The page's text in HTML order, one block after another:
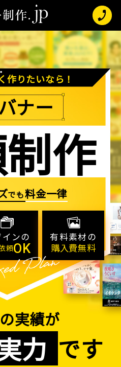
作りたいなら！
ナー
作
でも料金一律
ンの
頼OK
有料素材の
購入費無料
実績が
力 です